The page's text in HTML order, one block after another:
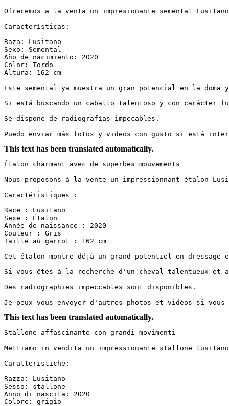
Ofrecemos a la venta un impresionante semental
Características:
Raza: Lusitano
Sexo: Semental
Año de nacimiento: 2020
Color: Tordo
Altura: 162 cm
Este semental ya muestra un gran potencial en la
Si está buscando un caballo talentoso y con carácter
Se dispone de radiografías impecables.
Puedo enviar más fotos y videos con gusto si está
This text has been translated automatically.
Étalon charmant avec de superbes mouvements
Nous proposons à la vente un impressionnant étalon
Caractéristiques :
Race : Lusitano
Sexe : Étalon
Année de naissance : 2020
Couleur : Gris
Taille au garrot : 162 cm
Cet étalon montre déjà un grand potentiel en
Si vous êtes à la recherche d'un cheval talentueux
Des radiographies impeccables sont disponibles.
Je peux vous envoyer d'autres photos et vidéos si
This text has been translated automatically.
Stallone affascinante con grandi movimenti
Mettiamo in vendita un impressionante stallone
Caratteristiche:
Razza: Lusitano
Sesso: stallone
Anno di nascita: 2020
Colore: grigio